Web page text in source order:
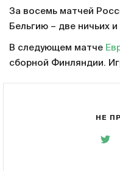
За восемь матчей
Бельгию – две ничьих
В следующем матче
сборной Финляндии.
НЕ